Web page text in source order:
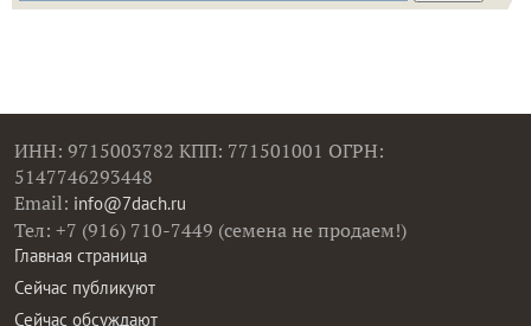
ИНН: 9715003782 КПП: 771501001 ОГРН:
5147746293448
Email: info@7dach.ru
Тел: +7 (916) 710-7449 (семена не продаем!)
Главная страница
Сейчас публикуют
Сейчас обсуждают